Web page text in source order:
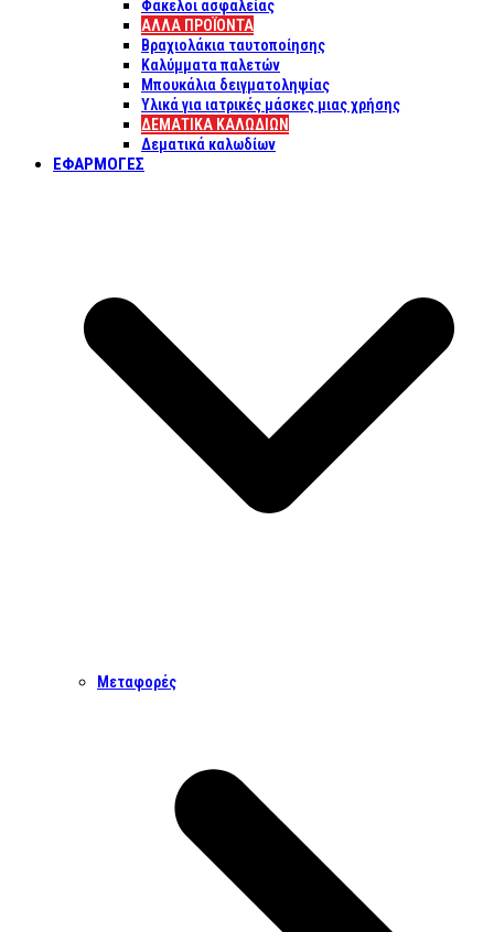
Φάκελοι ασφαλείας
ΑΛΛΑ ΠΡΟΪΟΝΤΑ
Βραχιολάκια ταυτοποίησης
Καλύμματα παλετών
Μπουκάλια δειγματοληψίας
Υλικά για ιατρικές μάσκες μιας χρήσης
ΔΕΜΑΤΙΚΆ ΚΑΛΩΔΊΩΝ
Δεματικά καλωδίων
ΕΦΑΡΜΟΓΈΣ
Μεταφορές